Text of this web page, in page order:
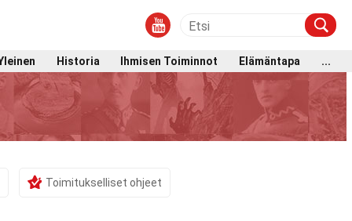
Historia Ihmisen Toiminnot Elämäntapa ...
Toimitukselliset ohjeet